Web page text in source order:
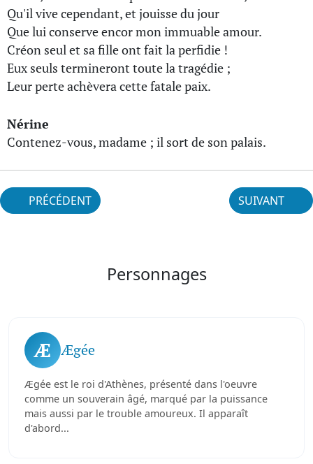
Qu'il vive cependant, et jouisse du jour
Que lui conserve encor mon immuable amour.
Créon seul et sa fille ont fait la perfidie !
Eux seuls termineront toute la tragédie ;
Leur perte achèvera cette fatale paix.
Nérine
Contenez-vous, madame ; il sort de son palais.
PRÉCÉDENT SUIVANT
Personnages
Æ Ægée
Ægée est le roi d'Athènes, présenté dans l'oeuvre
comme un souverain âgé, marqué par la puissance
mais aussi par le trouble amoureux. Il apparaît
d'abord...